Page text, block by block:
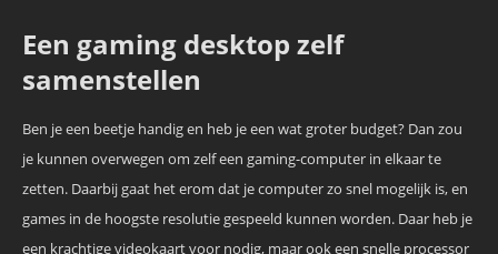
Een gaming desktop zelf
samenstellen
Ben je een beetje handig en heb je een wat groter budget? Dan zou
je kunnen overwegen om zelf een gaming-computer in elkaar te
zetten. Daarbij gaat het erom dat je computer zo snel mogelijk is, en
games in de hoogste resolutie gespeeld kunnen worden. Daar heb je
een krachtige videokaart voor nodig, maar ook een snelle processor